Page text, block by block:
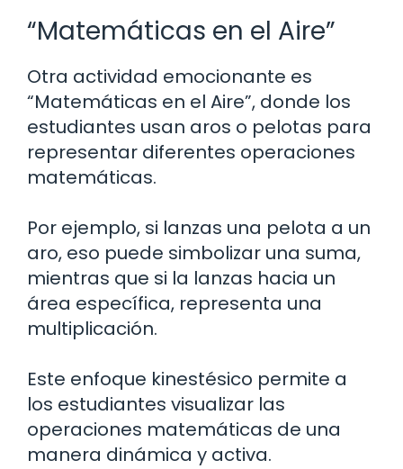
“Matemáticas en el Aire”
Otra actividad emocionante es
“Matemáticas en el Aire”, donde los
estudiantes usan aros o pelotas para
representar diferentes operaciones
matemáticas.
Por ejemplo, si lanzas una pelota a un
aro, eso puede simbolizar una suma,
mientras que si la lanzas hacia un
área específica, representa una
multiplicación.
Este enfoque kinestésico permite a
los estudiantes visualizar las
operaciones matemáticas de una
manera dinámica y activa.